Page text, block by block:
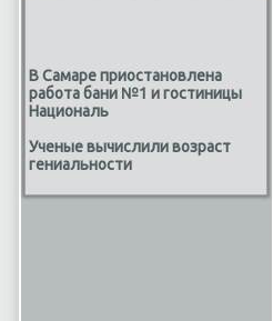
В Самаре приостановлена
работа бани №1 и гостиницы
Националь
Ученые вычислили возраст
гениальности